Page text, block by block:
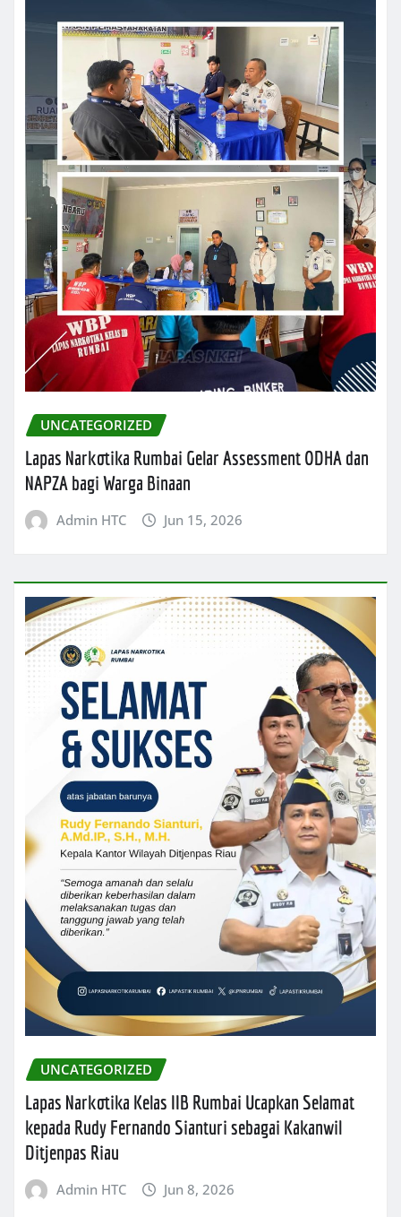
UNCATEGORIZED
Lapas Narkotika Rumbai Gelar Assessment ODHA dan
NAPZA bagi Warga Binaan
Admin HTC Jun 15, 2026
UNCATEGORIZED
Lapas Narkotika Kelas IIB Rumbai Ucapkan Selamat
kepada Rudy Fernando Sianturi sebagai Kakanwil
Ditjenpas Riau
Admin HTC Jun 8, 2026